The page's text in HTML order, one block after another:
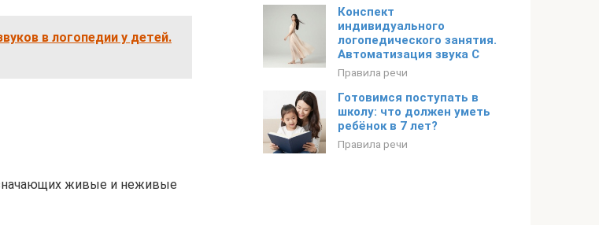
в логопедии у детей.
живые и неживые
Конспект
индивидуального
логопедического занятия.
Автоматизация звука С
Правила речи
Готовимся поступать в
школу: что должен уметь
ребёнок в 7 лет?
Правила речи